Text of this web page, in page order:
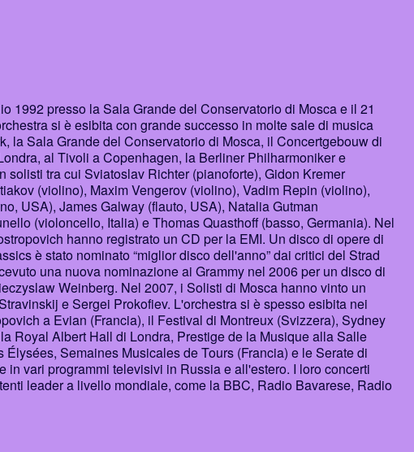
1992 presso la Sala Grande del Conservatorio di Mosca e il 21
si è esibita con grande successo in molte sale di musica
la Sala Grande del Conservatorio di Mosca, il Concertgebouw di
al Tivoli a Copenhagen, la Berliner Philharmoniker e
tra cui Sviatoslav Richter (pianoforte), Gidon Kremer
(violino), Maxim Vengerov (violino), Vadim Repin (violino),
USA), James Galway (flauto, USA), Natalia Gutman
(violoncello, Italia) e Thomas Quasthoff (basso, Germania). Nel
hanno registrato un CD per la EMI. Un disco di opere di
è stato nominato “miglior disco dell'anno” dai critici del Strad
una nuova nominazione ai Grammy nel 2006 per un disco di
Weinberg. Nel 2007, i Solisti di Mosca hanno vinto un
e Sergei Prokofiev. L'orchestra si è spesso esibita nei
a Evian (Francia), il Festival di Montreux (Svizzera), Sydney
Royal Albert Hall di Londra, Prestige de la Musique alla Salle
Semaines Musicales de Tours (Francia) e le Serate di
vari programmi televisivi in Russia e all'estero. I loro concerti
leader a livello mondiale, come la BBC, Radio Bavarese, Radio